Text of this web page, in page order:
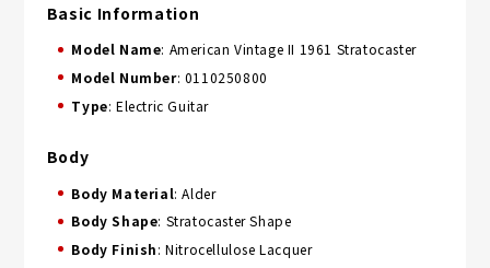
Basic Information
Model Name: American Vintage II 1961 Stratocaster
Model Number: 0110250800
Type: Electric Guitar
Body
Body Material: Alder
Body Shape: Stratocaster Shape
Body Finish: Nitrocellulose Lacquer